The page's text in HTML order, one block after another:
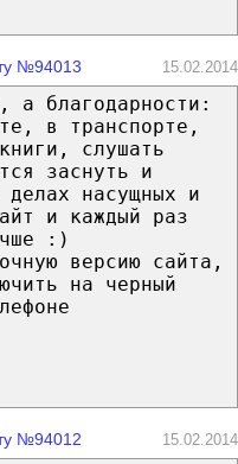
№94013 15.02.2014
а благодарности:
в транспорте,
слушать
заснуть и
делах насущных и
и каждый раз
:)
версию сайта,
на черный
№94012 15.02.2014